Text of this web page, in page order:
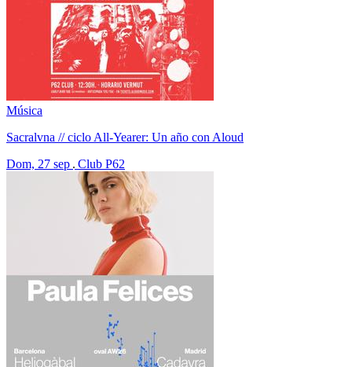
Música
Sacralvna // ciclo All-Yearer: Un año con Aloud
Dom, 27 sep Club P62